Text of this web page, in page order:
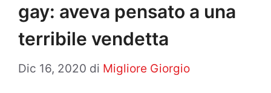
gay: aveva pensato a una
terribile vendetta
Dic 16, 2020 di Migliore Giorgio